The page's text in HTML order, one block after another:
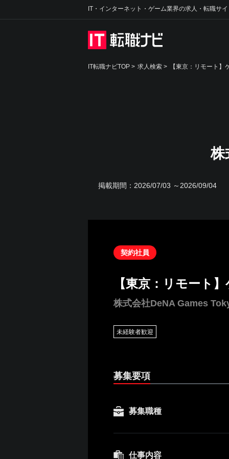
IT・インターネット・ゲーム業界の求人・転職サ
IT転職ナビTOP > 求人検索 > 【東京：リモート
株
掲載期間： 2026/07/03 ～2026/09/04
契約社員
【東京：リモート
株式会社DeNA Games
未経験者歓迎
募集要項
募集職種
仕事内容